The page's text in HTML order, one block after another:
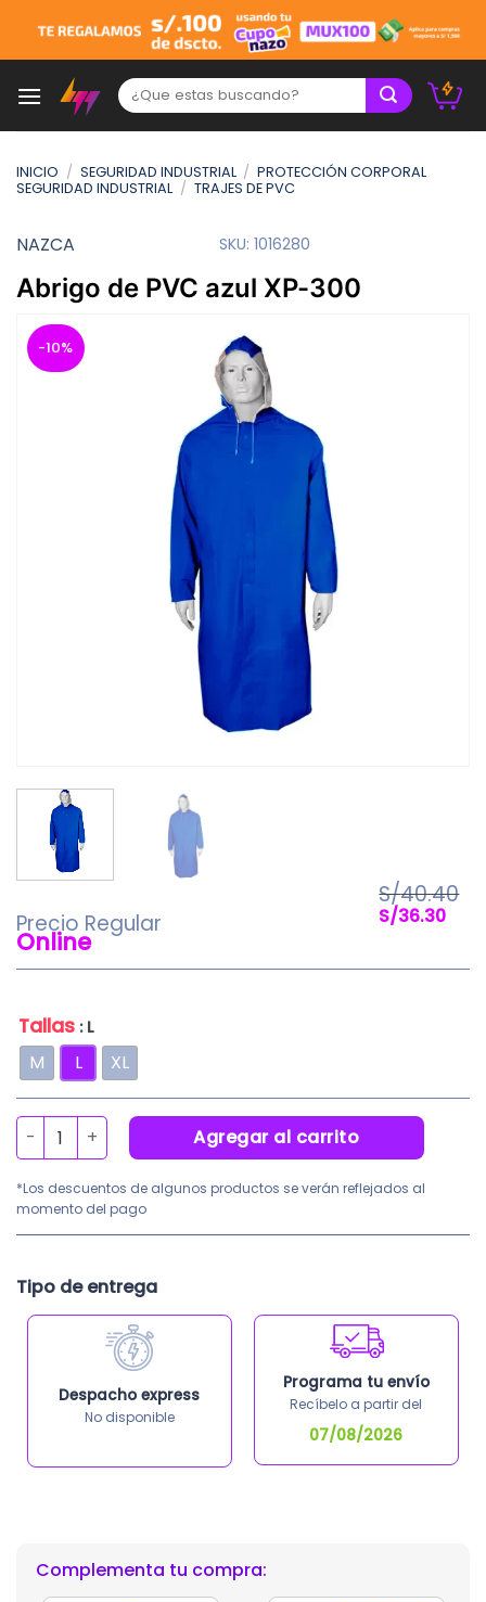
content
Buscar:
INICIO / SEGURIDAD INDUSTRIAL / PROTECCIÓN CORPORAL
SEGURIDAD INDUSTRIAL / TRAJES DE PVC
NAZCA SKU: 1016280
Abrigo de PVC azul XP-300
-10%
Precio Regular
Online
Tallas : L
M L XL
S/40.40
El
precio
era:
S/36.30El
es:
Abrigo de PVC azul XP-300 cantidad
Agregar al carrito
*Los descuentos de algunos productos se verán reflejados al
momento del pago
Tipo de entrega
Despacho express
No disponible
Programa tu envío
Recíbelo a partir del
07/08/2026
Complementa tu compra: